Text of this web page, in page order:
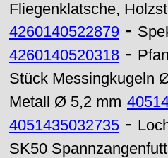
Fliegenklatsche,
4260140522879 -
4260140520318 -
Stück Messingkugeln
Metall Ø 5,2 mm
4051435032735 -
SK50